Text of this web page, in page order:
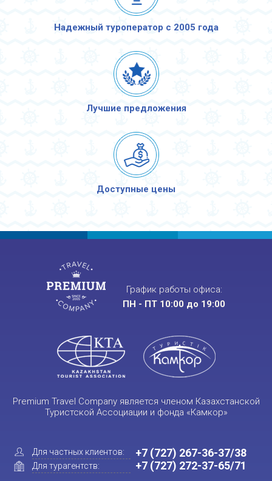
Надежный туроператор с 2005 года
Лучшие предложения
Доступные цены
График работы офиса:
ПН - ПТ 10:00 до 19:00
Premium Travel Company является членом Казахстанской
Туристской Ассоциации и фонда «Камкор»
Для частных клиентов:
Для турагентств:
+7 (727) 267-36-37/38
+7 (727) 272-37-65/71